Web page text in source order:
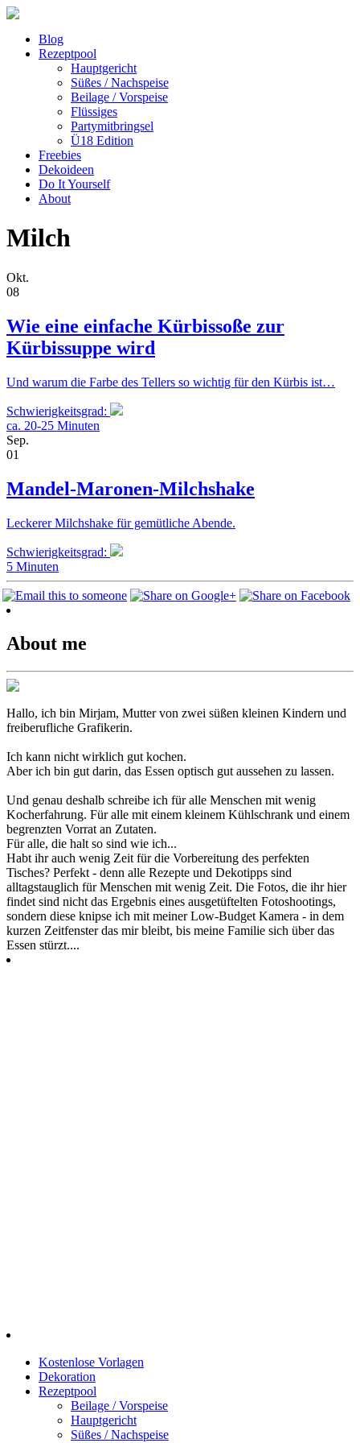
Blog
Rezeptpool
Hauptgericht
Süßes / Nachspeise
Beilage / Vorspeise
Flüssiges
Partymitbringsel
Ü18 Edition
Freebies
Dekoideen
Do It Yourself
About
Milch
Okt.
08
Wie eine einfache Kürbissoße zur
Kürbissuppe wird
Und warum die Farbe des Tellers so wichtig für den Kürbis ist…
Schwierigkeitsgrad:
ca. 20-25 Minuten
Sep.
01
Mandel-Maronen-Milchshake
Leckerer Milchshake für gemütliche Abende.
Schwierigkeitsgrad:
5 Minuten
About me
Hallo, ich bin Mirjam, Mutter von zwei süßen kleinen Kindern und
freiberufliche Grafikerin.
Ich kann nicht wirklich gut kochen.
Aber ich bin gut darin, das Essen optisch gut aussehen zu lassen.
Und genau deshalb schreibe ich für alle Menschen mit wenig
Kocherfahrung. Für alle mit einem kleinem Kühlschrank und einem
begrenzten Vorrat an Zutaten.
Für alle, die halt so sind wie ich...
Habt ihr auch wenig Zeit für die Vorbereitung des perfekten
Tisches? Perfekt - denn alle Rezepte und Dekotipps sind
alltagstauglich für Menschen mit wenig Zeit. Die Fotos, die ihr hier
findet sind nicht das Ergebnis eines ausgetüftelten Fotoshootings,
sondern diese knipse ich mit meiner Low-Budget Kamera - in dem
kurzen Zeitfenster das mir bleibt, bis meine Familie sich über das
Essen stürzt....
Kostenlose Vorlagen
Dekoration
Rezeptpool
Beilage / Vorspeise
Hauptgericht
Süßes / Nachspeise